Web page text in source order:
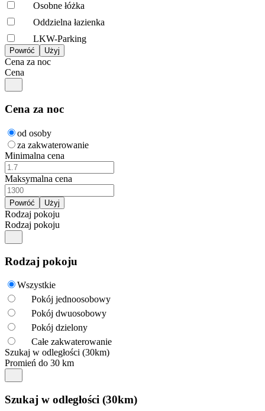
Osobne łóżka
Oddzielna łazienka
LKW-Parking
Cena za noc
Cena
Cena za noc
od osoby
za zakwaterowanie
Minimalna cena
Maksymalna cena
Rodzaj pokoju
Rodzaj pokoju
Rodzaj pokoju
Wszystkie
Pokój jednoosobowy
Pokój dwuosobowy
Pokój dzielony
Całe zakwaterowanie
Szukaj w odległości (30km)
Promień do 30 km
Szukaj w odległości (30km)